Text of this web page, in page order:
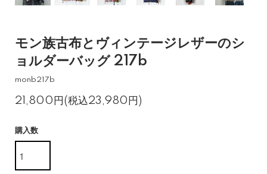
モン族古布とヴィンテージレザーのシ
ョルダーバッグ 217b
monb217b
21,800円(税込23,980円)
購入数